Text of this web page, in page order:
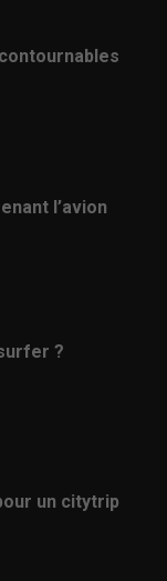
l’avion
?
un citytrip